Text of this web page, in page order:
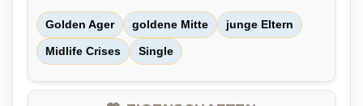
Golden Ager goldene Mitte junge Eltern
Midlife Crises Single